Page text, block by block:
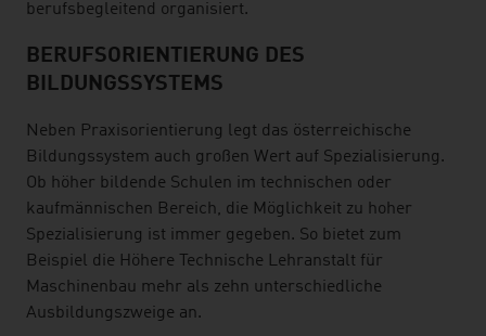
berufsbegleitend organisiert.
BERUFSORIENTIERUNG DES
BILDUNGSSYSTEMS
Neben Praxisorientierung legt das österreichische
Bildungssystem auch großen Wert auf Spezialisierung.
Ob höher bildende Schulen im technischen oder
kaufmännischen Bereich, die Möglichkeit zu hoher
Spezialisierung ist immer gegeben. So bietet zum
Beispiel die Höhere Technische Lehranstalt für
Maschinenbau mehr als zehn unterschiedliche
Ausbildungszweige an.